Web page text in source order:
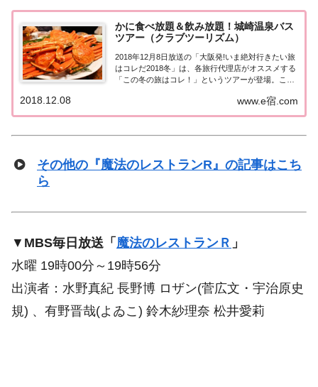
かに食べ放題＆飲み放題！城崎温泉バス
ツアー（クラブツーリズム）
2018年12月8日放送の「大阪発!いま絶対行きたい旅
はコレだ2018冬」は、各旅行代理店がオススメする
「この冬の旅はコレ！」というツアーが登場。こち
＆飲み放題！城崎温泉バスツアーについてまとめま
した！くわしい情報や申込方法はこちら！...
www.e宿.com
2018.12.08
その他の『魔法のレストランR』の記事はこち
ら
▼ MBS毎日放送「 魔法のレストランＲ 」
水曜 19時00分～19時56分
出演者：水野真紀 長野博 ロザン(菅広文・宇治原史
規) 、有野晋哉(よゐこ) 鈴木紗理奈 松井愛莉